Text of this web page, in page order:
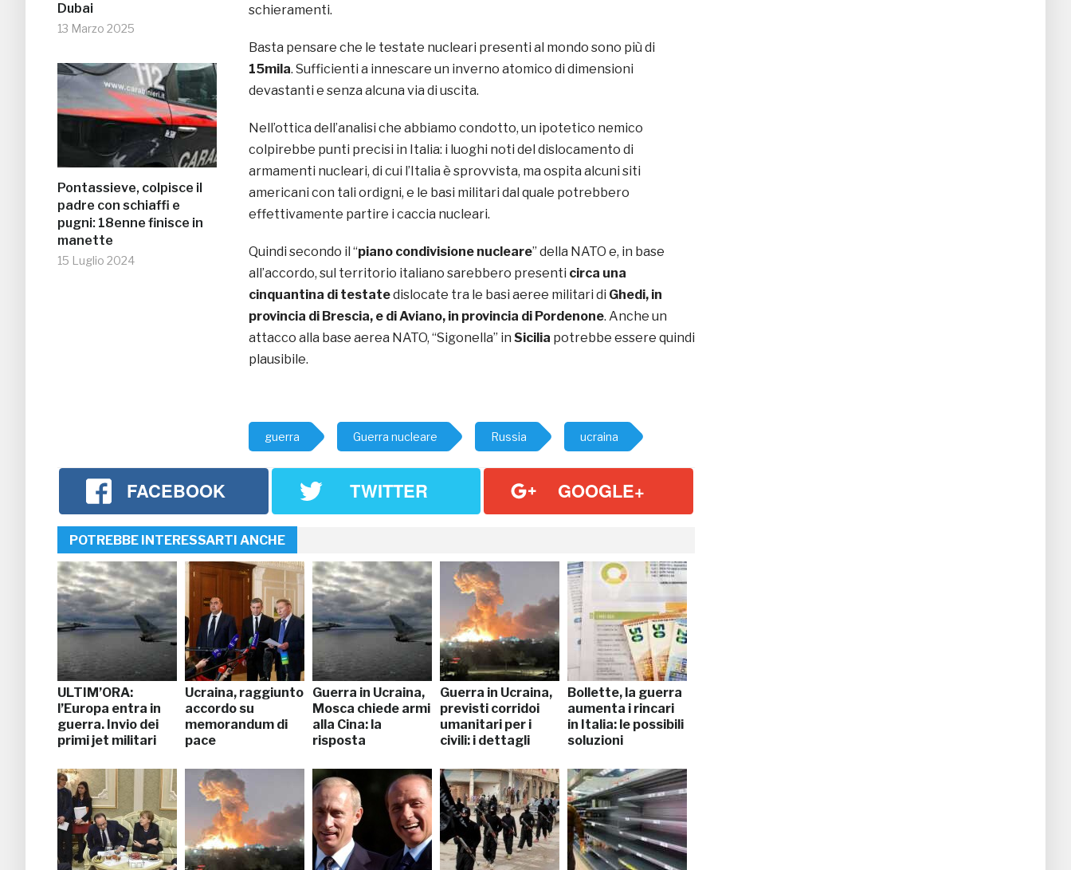
Dubai
13 Marzo 2025
Pontassieve, colpisce il
padre con schiaffi e
pugni: 18enne finisce in
manette
15 Luglio 2024
schieramenti.
Basta pensare che le testate nucleari presenti al mondo sono più di
15mila. Sufficienti a innescare un inverno atomico di dimensioni
devastanti e senza alcuna via di uscita.
Nell’ottica dell’analisi che abbiamo condotto, un ipotetico nemico
colpirebbe punti precisi in Italia: i luoghi noti del dislocamento di
armamenti nucleari, di cui l’Italia è sprovvista, ma ospita alcuni siti
americani con tali ordigni, e le basi militari dal quale potrebbero
effettivamente partire i caccia nucleari.
Quindi secondo il “piano condivisione nucleare” della NATO e, in base
all’accordo, sul territorio italiano sarebbero presenti circa una
cinquantina di testatedislocate tra le basi aeree militari di Ghedi, in
provincia di Brescia, e di Aviano, in provincia di Pordenone. Anche un
attacco alla base aerea NATO, “Sigonella” in Sicilia potrebbe essere quindi
plausibile.
guerra Guerra nucleare Russia ucraina
FACEBOOK TWITTER GOOGLE+
POTREBBE INTERESSARTI ANCHE
ULTIM’ORA:
l’Europa entra in
guerra. Invio dei
primi jet militari
Ucraina, raggiunto
accordo su
memorandum di
pace
Guerra in Ucraina,
Mosca chiede armi
alla Cina: la
risposta
Guerra in Ucraina,
previsti corridoi
umanitari per i
civili: i dettagli
Bollette, la guerra
aumenta i rincari
in Italia: le possibili
soluzioni